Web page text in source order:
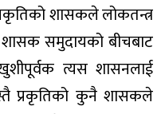
शासकले लोकतन्त्र
समुदायको बीचबाट
त्यस शासनलाई
प्रकृतिको कुनै शासकले